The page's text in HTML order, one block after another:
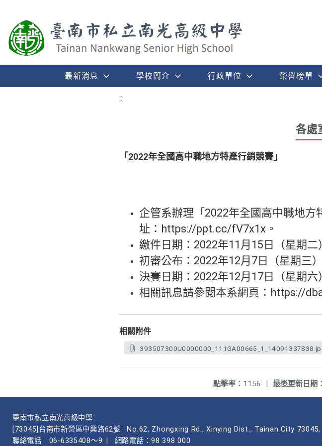
最新消息 學校簡介 行政單位 榮譽榜單
:::
各處
「2022年全國高中職地方特產行銷競賽」
企管系辦理「2022年全國高中職地
址：https://ppt.cc/fV7x1x。
繳件日期：2022年11月15日（星期
初審公布：2022年12月7日（星期三
決賽日期：2022年12月17日（星期六
相關訊息請參閱本系網頁：https://
相關附件
最後更新日期：
點擊率： 1156 |
臺南市私立南光高級中學
[73045]台南市新營區中興路62號
No.62, Zhongxing Rd., Xinying Dist., Tainan City 73045,
聯絡電話
06-6335408～9 網路電話：98 398 000